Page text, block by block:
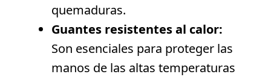
quemaduras.
Guantes resistentes al calor:
Son esenciales para proteger las
manos de las altas temperaturas